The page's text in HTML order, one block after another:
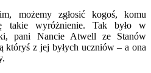
możemy zgłosić kogoś, komu
takie wyróżnienie. Tak było w
pani Nancie Atwell ze Stanów
któryś z jej byłych uczniów – a ona